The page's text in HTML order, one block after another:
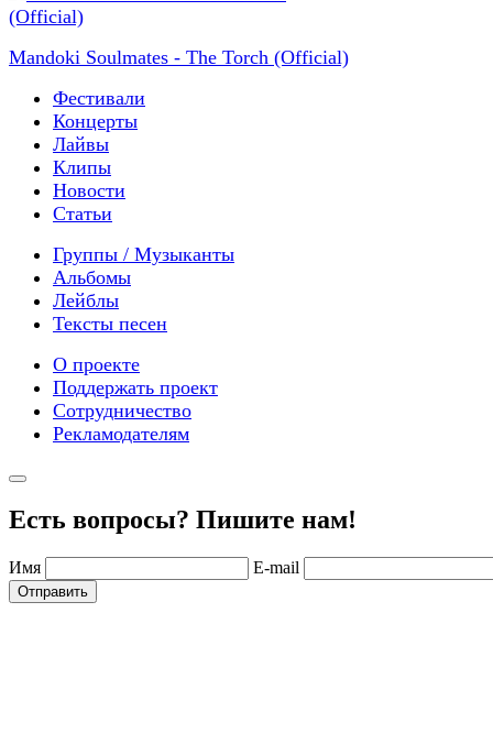
Mandoki Soulmates - The Torch (Official)
Фестивали
Концерты
Лайвы
Клипы
Новости
Статьи
Группы / Музыканты
Альбомы
Лейблы
Тексты песен
О проекте
Поддержать проект
Сотрудничество
Рекламодателям
Есть вопросы? Пишите нам!
Имя E-mail